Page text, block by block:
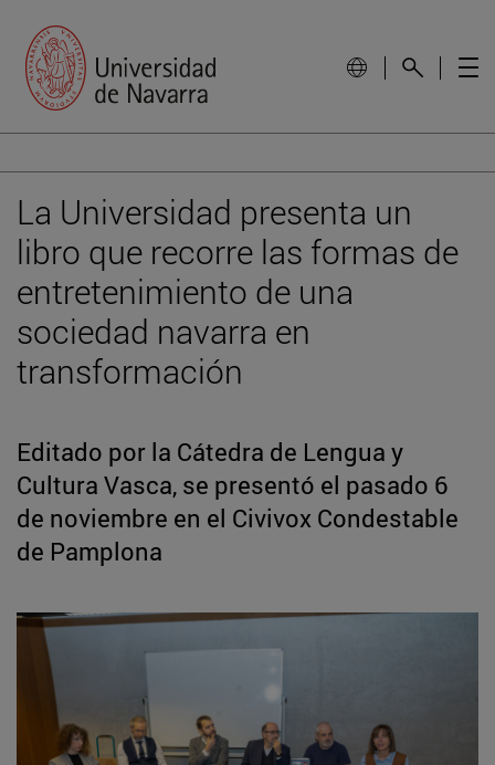
La Universidad presenta un
libro que recorre las formas de
entretenimiento de una
sociedad navarra en
transformación
Editado por la Cátedra de Lengua y
Cultura Vasca, se presentó el pasado 6
de noviembre en el Civivox Condestable
de Pamplona